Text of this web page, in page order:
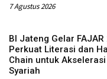
7 Agustus 2026
BI Jateng Gelar FAJAR
Perkuat Literasi dan
Chain untuk Akselerasi
Syariah